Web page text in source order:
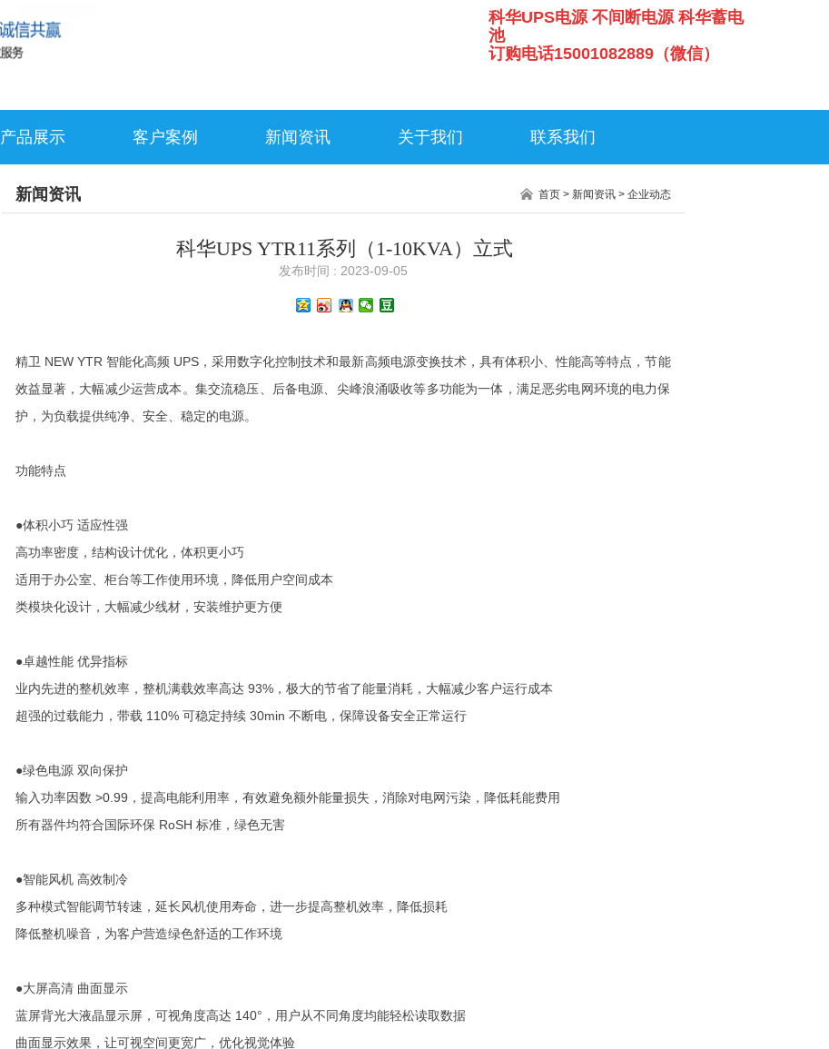
科华UPS电源 不间断电源 科华蓄电
池
订购电话15001082889（微信）
产品展示 客户案例 新闻资讯 关于我们 联系我们
新闻资讯 首页> 新闻资讯> 企业动态
科华UPS YTR11系列（1-10KVA）立式
发布时间 : 2023-09-05
精卫 NEW YTR 智能化高频 UPS，采用数字化控制技术和最新高频电源变换技术，具有体积小、性能高等特点，节能
效益显著，大幅减少运营成本。集交流稳压、后备电源、尖峰浪涌吸收等多功能为一体，满足恶劣电网环境的电力保
护，为负载提供纯净、安全、稳定的电源。
功能特点
●体积小巧 适应性强
高功率密度，结构设计优化，体积更小巧
适用于办公室、柜台等工作使用环境，降低用户空间成本
类模块化设计，大幅减少线材，安装维护更方便
●卓越性能 优异指标
业内先进的整机效率，整机满载效率高达 93%，极大的节省了能量消耗，大幅减少客户运行成本
超强的过载能力，带载 110% 可稳定持续 30min 不断电，保障设备安全正常运行
●绿色电源 双向保护
输入功率因数 >0.99，提高电能利用率，有效避免额外能量损失，消除对电网污染，降低耗能费用
所有器件均符合国际环保 RoSH 标准，绿色无害
●智能风机 高效制冷
多种模式智能调节转速，延长风机使用寿命，进一步提高整机效率，降低损耗
降低整机噪音，为客户营造绿色舒适的工作环境
●大屏高清 曲面显示
蓝屏背光大液晶显示屏，可视角度高达 140°，用户从不同角度均能轻松读取数据
曲面显示效果，让可视空间更宽广，优化视觉体验